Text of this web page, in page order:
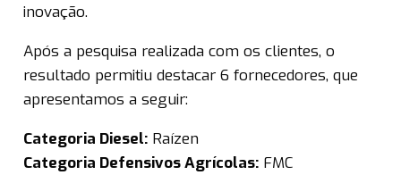
inovação.
Após a pesquisa realizada com os clientes, o
resultado permitiu destacar 6 fornecedores, que
apresentamos a seguir:
Categoria Diesel: Raízen
Categoria Defensivos Agrícolas: FMC